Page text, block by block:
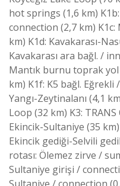
hot springs (1,6 km)
connection (2,7 km)
km) K1d: Kavakarası-
Kavakarası ara bağl. /
Mantık burnu toprak
km) K1f: K5 bağl. Eğrekli
Yangı-Zeytinalanı (4,1
Loop (32 km) K3:
Ekincik-Sultaniye (35 km)
Ekincik gediği-Selvili
rotası: Ölemez zirve /
Sultaniye girişi /